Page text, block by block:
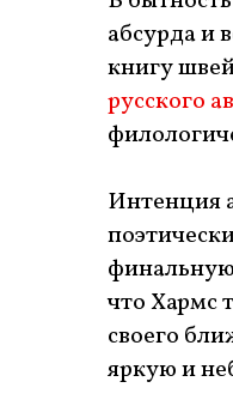
абсурда и
книгу
русского
Интенция
финальную
что Хармс
своего
яркую и